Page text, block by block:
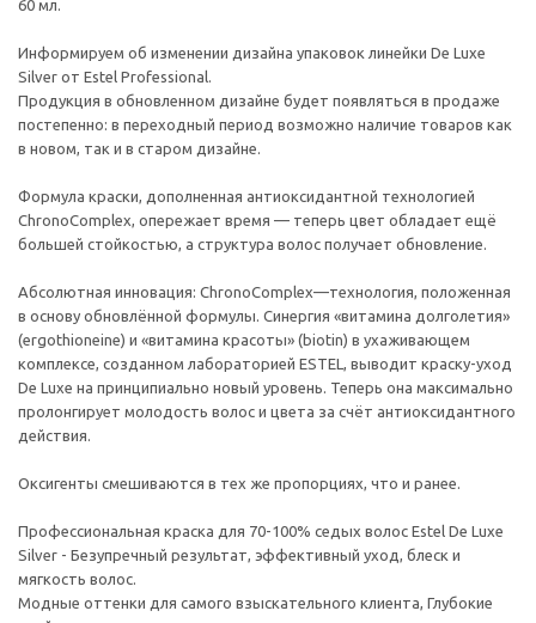
60 мл.
Информируем об изменении дизайна упаковок линейки De Luxe
Silver от Estel Professional.
Продукция в обновленном дизайне будет появляться в продаже
постепенно: в переходный период возможно наличие товаров как
в новом, так и в старом дизайне.
Формула краски, дополненная антиоксидантной технологией
ChronoComplex, опережает время — теперь цвет обладает ещё
большей стойкостью, а структура волос получает обновление.
Абсолютная инновация: ChronoComplex—технология, положенная
в основу обновлённой формулы. Синергия «витамина долголетия»
(ergothioneine) и «витамина красоты» (biotin) в ухаживающем
комплексе, созданном лабораторией ESTEL, выводит краску-уход
De Luxe на принципиально новый уровень. Теперь она максимально
пролонгирует молодость волос и цвета за счёт антиоксидантного
действия.
Оксигенты смешиваются в тех же пропорциях, что и ранее.
Профессиональная краска для 70-100% седых волос Estel De Luxe
Silver - Безупречный результат, эффективный уход, блеск и
мягкость волос.
Модные оттенки для самого взыскательного клиента, Глубокие